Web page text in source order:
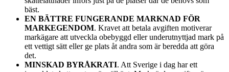
bäst.
EN BÄTTRE FUNGERANDE MARKNAD FÖR
MARKEGENDOM. Kravet att betala avgiften motiverar
markägare att utveckla obebyggd eller underutnyttjad mark på
ett vettigt sätt eller ge plats åt andra som är beredda att göra
det.
MINSKAD BYRÅKRATI. Att Sverige i dag har ett